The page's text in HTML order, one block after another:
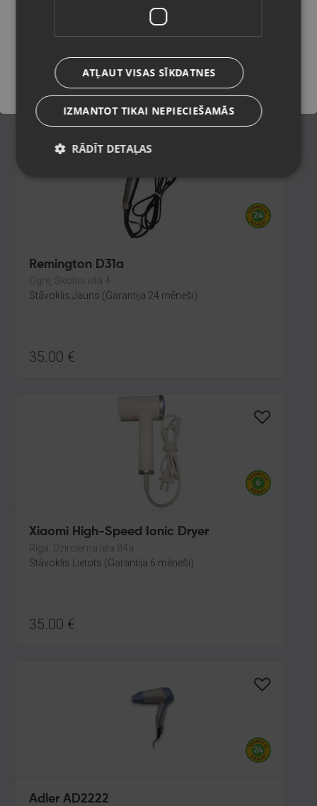
Stāvoklis Mazlietots (Garantija 12 mēneši)
120.00 €
5.46€/mēn.
Remington D31a
Ogre, Skolas iela 4
Stāvoklis Jauns (Garantija 24 mēneši)
35.00 €
Xiaomi High-Speed Ionic Dryer
Rīga, Dzirciema iela 84a
Stāvoklis Lietots (Garantija 6 mēneši)
35.00 €
Adler AD2222
Saglabāt
ATĻAUT VISAS SĪKDATNES
IZMANTOT TIKAI NEPIECIEŠAMĀS
RĀDĪT DETAĻAS